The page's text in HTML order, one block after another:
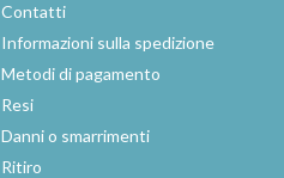
Contatti
Informazioni sulla spedizione
Metodi di pagamento
Resi
Danni o smarrimenti
Ritiro